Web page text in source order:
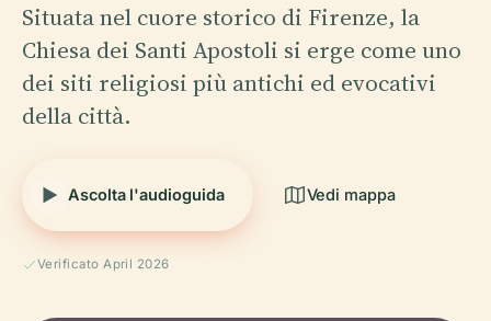
Situata nel cuore storico di Firenze, la
Chiesa dei Santi Apostoli si erge come uno
dei siti religiosi più antichi ed evocativi
della città.
Ascolta l'audioguida Vedi mappa
Verificato April 2026